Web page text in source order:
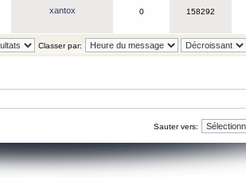
xantox 0 158292
Classer par:
Sauter vers: